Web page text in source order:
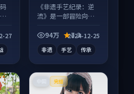
27
《非遗手艺纪录：逆
流》是一部冒险向纪
发酵，适合周末一口
94万 7.3
2024-12-25
非遗 手艺 传承
完结